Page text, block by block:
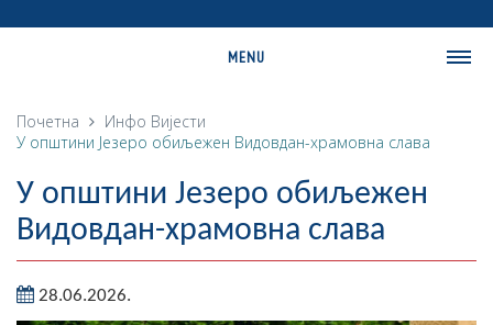
MENU
О ОПШТИНИ
Историја
Географија
Насељена мјеста
Занимљивости
Почетна Инфо Вијести
У општини Језеро обиљежен Видовдан-храмовна слава
У општини Језеро обиљежен
Видовдан-храмовна слава
28.06.2026.